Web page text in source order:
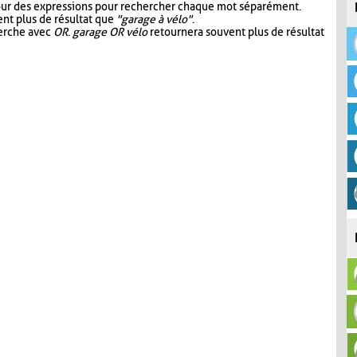
des expressions pour rechercher chaque mot séparément.
plus de résultat que "garage à vélo".
avec OR. garage OR véloretournera souvent plus de résultat